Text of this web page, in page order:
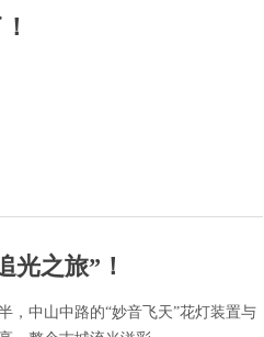
光之旅”！
，中山中路的“妙音飞天”花灯装置与